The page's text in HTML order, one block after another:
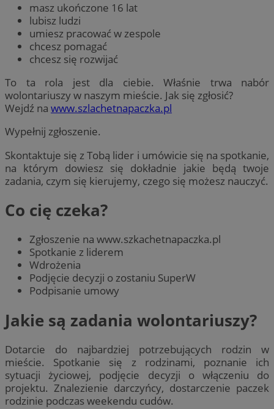
masz ukończone 16 lat
lubisz ludzi
umiesz pracować w zespole
chcesz pomagać
chcesz się rozwijać
To ta rola jest dla ciebie. Właśnie trwa nabór
wolontariuszy w naszym mieście. Jak się zgłosić?
Wejdź na www.szlachetnapaczka.pl
Wypełnij zgłoszenie.
Skontaktuje się z Tobą lider i umówicie się na spotkanie,
na którym dowiesz się dokładnie jakie będą twoje
zadania, czym się kierujemy, czego się możesz nauczyć.
Co cię czeka?
Zgłoszenie na www.szkachetnapaczka.pl
Spotkanie z liderem
Wdrożenia
Podjęcie decyzji o zostaniu SuperW
Podpisanie umowy
Jakie są zadania wolontariuszy?
Dotarcie do najbardziej potrzebujących rodzin w
mieście. Spotkanie się z rodzinami, poznanie ich
sytuacji życiowej, podjęcie decyzji o włączeniu do
projektu. Znalezienie darczyńcy, dostarczenie paczek
rodzinie podczas weekendu cudów.